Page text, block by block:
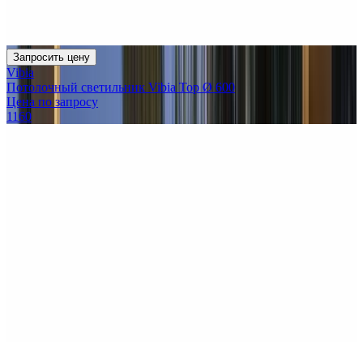
Запросить цену
Vibia
Потолочный светильник Vibia Top Ø 600
Цена по запросу
1160